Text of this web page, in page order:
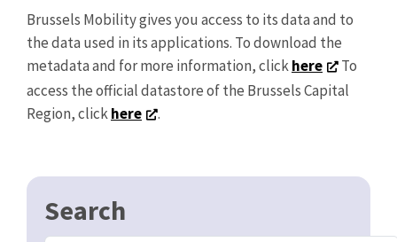
Brussels Mobility gives you access to its data and to
the data used in its applications. To download the
metadata and for more information, clickhere
To
access the official datastore of the Brussels Capital
Region, clickhere .
Search